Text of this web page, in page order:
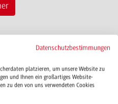
Datenschutzbestimmungen
platzieren, um unsere Website zu
und Ihnen ein großartiges Website-
zu den von uns verwendeten Cookies